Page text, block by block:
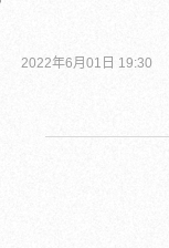
2022年6月01日 19:30